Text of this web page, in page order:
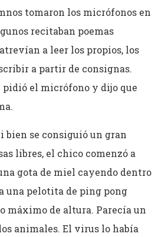
tomaron los micrófonos en
recitaban poemas
a leer los propios, los
a partir de consignas.
pidió el micrófono y dijo que
bien se consiguió un gran
libres, el chico comenzó a
gota de miel cayendo dentro
una pelotita de ping pong
máximo de altura. Parecía un
animales. El virus lo había